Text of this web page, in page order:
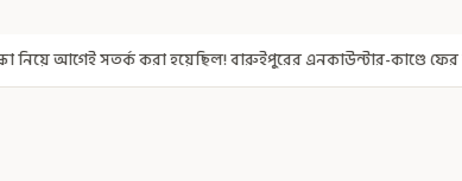
বারুইপুরের এনকাউন্টার-কাণ্ডে ফের জনস্বার্থে মামলা টুলু-